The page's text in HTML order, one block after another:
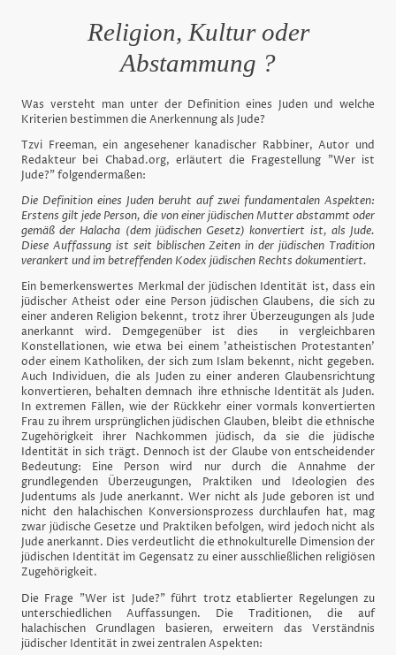
Religion, Kultur oder
Abstammung ?
Was versteht man unter der Definition eines Juden und welche
Kriterien bestimmen die Anerkennung als Jude?
Tzvi Freeman, ein angesehener kanadischer Rabbiner, Autor und
Redakteur bei Chabad.org, erläutert die Fragestellung "Wer ist
Jude?" folgendermaßen:
Die Definition eines Juden beruht auf zwei fundamentalen Aspekten:
Erstens gilt jede Person, die von einer jüdischen Mutter abstammt oder
gemäß der Halacha (dem jüdischen Gesetz) konvertiert ist, als Jude.
Diese Auffassung ist seit biblischen Zeiten in der jüdischen Tradition
verankert und im betreffenden Kodex jüdischen Rechts dokumentiert.
Ein bemerkenswertes Merkmal der jüdischen Identität ist, dass ein
jüdischer Atheist oder eine Person jüdischen Glaubens, die sich zu
einer anderen Religion bekennt, trotz ihrer Überzeugungen als Jude
anerkannt wird. Demgegenüber ist dies in vergleichbaren
Konstellationen, wie etwa bei einem 'atheistischen Protestanten'
oder einem Katholiken, der sich zum Islam bekennt, nicht gegeben.
Auch Individuen, die als Juden zu einer anderen Glaubensrichtung
konvertieren, behalten demnach ihre ethnische Identität als Juden.
In extremen Fällen, wie der Rückkehr einer vormals konvertierten
Frau zu ihrem ursprünglichen jüdischen Glauben, bleibt die ethnische
Zugehörigkeit ihrer Nachkommen jüdisch, da sie die jüdische
Identität in sich trägt. Dennoch ist der Glaube von entscheidender
Bedeutung: Eine Person wird nur durch die Annahme der
grundlegenden Überzeugungen, Praktiken und Ideologien des
Judentums als Jude anerkannt. Wer nicht als Jude geboren ist und
nicht den halachischen Konversionsprozess durchlaufen hat, mag
zwar jüdische Gesetze und Praktiken befolgen, wird jedoch nicht als
Jude anerkannt. Dies verdeutlicht die ethnokulturelle Dimension der
jüdischen Identität im Gegensatz zu einer ausschließlichen religiösen
Zugehörigkeit.
Die Frage "Wer ist Jude?" führt trotz etablierter Regelungen zu
unterschiedlichen Auffassungen. Die Traditionen, die auf
halachischen Grundlagen basieren, erweitern das Verständnis
jüdischer Identität in zwei zentralen Aspekten: